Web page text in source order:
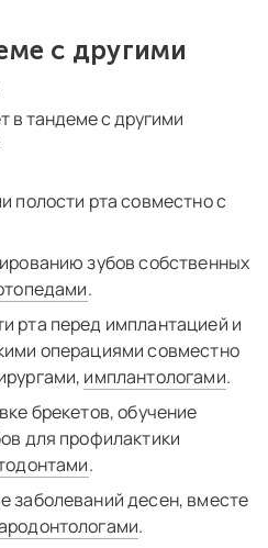
с другими
в тандеме с другими
полости рта совместно с
зубов собственных
.
рта перед имплантацией и
операциями совместно
имплантологами.
брекетов, обучение
для профилактики
.
заболеваний десен, вместе
.